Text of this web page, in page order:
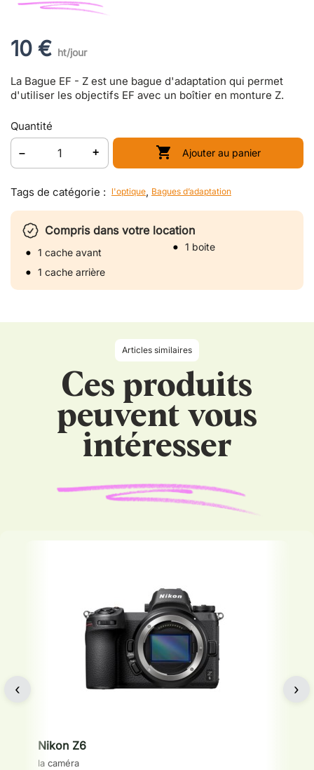
10 € ht/jour
La Bague EF - Z est une bague d'adaptation qui permet
d'utiliser les objectifs EF avec un boîtier en monture Z.
Quantité
 Ajouter au panier
Tags de catégorie : l'optique, Bagues d’adaptation
Compris dans votre location
1 cache avant
1 cache arrière
1 boite
Articles similaires
Ces produits
peuvent vous
intéresser
‹
Nikon Z6
la caméra
›